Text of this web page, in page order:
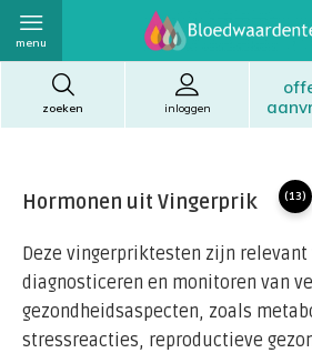
zoeken inloggen
menu
Hormonen uit Vingerprik (13)
Deze vingerpriktesten zijn relevant
diagnosticeren en monitoren van
gezondheidsaspecten, zoals
stressreacties, reproductieve